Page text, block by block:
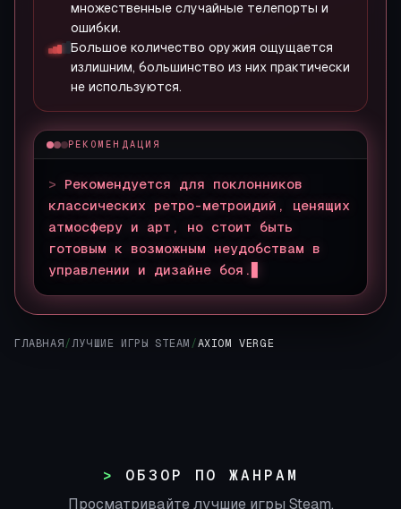
множественные случайные телепорты и
ошибки.
Большое количество оружия ощущается
излишним, большинство из них практически
не используются.
РЕКОМЕНДАЦИЯ
> Рекомендуется для поклонников
классических ретро-метроидий, ценящих
атмосферу и арт, но стоит быть
готовым к возможным неудобствам в
управлении и дизайне боя.
ГЛАВНАЯ /ЛУЧШИЕ ИГРЫ STEAM /AXIOM VERGE
ОБЗОР ПО ЖАНРАМ
Просматривайте лучшие игры Steam,